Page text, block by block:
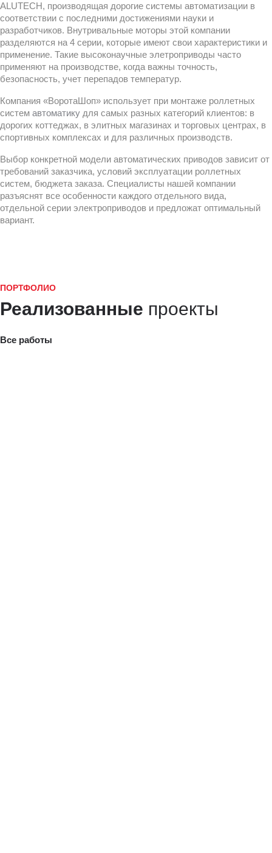
ALUTECH, производящая дорогие системы автоматизации в
соответствии с последними достижениями науки и
разработчиков. Внутривальные моторы этой компании
разделяются на 4 серии, которые имеют свои характеристики и
применение. Такие высоконаучные элетроприводы часто
применяют на производстве, когда важны точность,
безопасность, учет перепадов температур.
Компания «ВоротаШоп» использует при монтаже роллетных
систем автоматику для самых разных категорий клиентов: в
дорогих коттеджах, в элитных магазинах и торговых центрах, в
спортивных комплексах и для различных производств.
Выбор конкретной модели автоматических приводов зависит от
требований заказчика, условий эксплуатации роллетных
систем, бюджета заказа. Специалисты нашей компании
разъяснят все особенности каждого отдельного вида,
отдельной серии электроприводов и предложат оптимальный
вариант.
ПОРТФОЛИО
Реализованные проекты
Все работы